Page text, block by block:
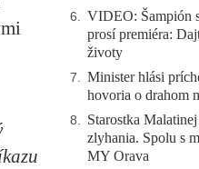
6. VIDEO: Šampión
prosí premiéra:
životy
7. Minister hlási
hovoria o drahom
8. Starostka
zlyhania. Spolu s
MY Orava